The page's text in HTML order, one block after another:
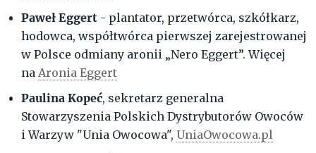
Paweł Eggert - plantator, przetwórca, szkółkarz,
hodowca, współtwórca pierwszej zarejestrowanej
w Polsce odmiany aronii „Nero Eggert”. Więcej
na Aronia Eggert
Paulina Kopeć, sekretarz generalna
Stowarzyszenia Polskich Dystrybutorów Owoców
i Warzyw "Unia Owocowa", UniaOwocowa.pl